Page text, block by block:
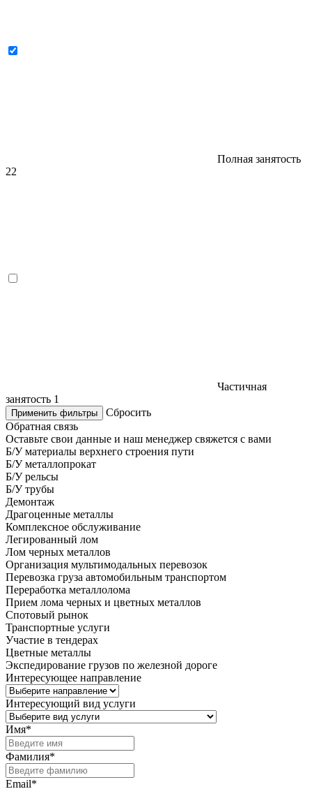
Полная занятость
22
Частичная
занятость 1
Применить фильтры
Сбросить
Обратная связь
Оставьте свои данные и наш менеджер свяжется с вами
Б/У материалы верхнего строения пути
Б/У металлопрокат
Б/У рельсы
Б/У трубы
Демонтаж
Драгоценные металлы
Комплексное обслуживание
Легированный лом
Лом черных металлов
Организация мультимодальных перевозок
Перевозка груза автомобильным транспортом
Переработка металлолома
Прием лома черных и цветных металлов
Спотовый рынок
Транспортные услуги
Участие в тендерах
Цветные металлы
Экспедирование грузов по железной дороге
Интересующее направление
Интересующий вид услуги
Имя*
Фамилия*
Email*